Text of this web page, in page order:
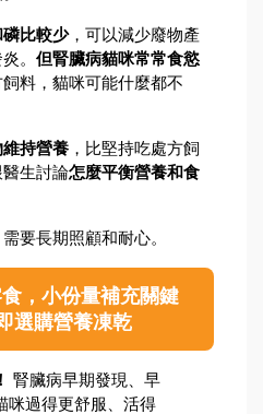
比較少，可以減少廢物產
。 但腎臟病貓咪常常食慾
飼料，貓咪可能什麼都不
持營養 ，比堅持吃處方飼
生討論怎麼平衡營養和食
要長期照顧和耐心。
，小份量補充關鍵
選購營養凍乾
腎臟病早期發現、早
咪過得更舒服、活得